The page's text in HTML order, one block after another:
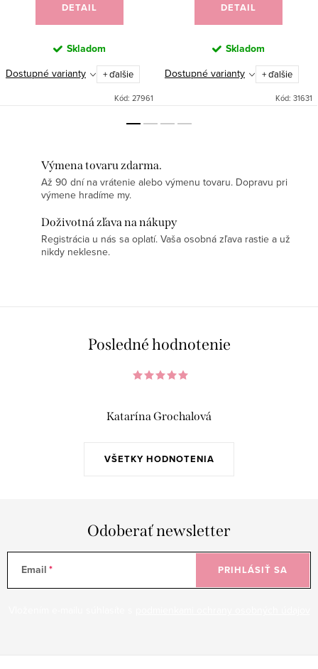
DETAIL
Skladom
Dostupné varianty + ďalšie
Kód: 27961
DETAIL
Skladom
Dostupné varianty + ďalšie
Kód: 31631
Výmena tovaru zdarma.
Až 90 dní na vrátenie alebo výmenu tovaru. Dopravu pri
výmene hradíme my.
Doživotná zľava na nákupy
Registrácia u nás sa oplatí. Vaša osobná zľava rastie a už
nikdy neklesne.
Posledné hodnotenie
VŠETKY HODNOTENIA
Katarína Grochalová
Odoberať newsletter
Email PRIHLÁSIŤ SA